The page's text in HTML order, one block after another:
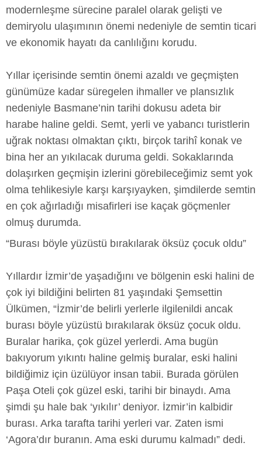
modernleşme sürecine paralel olarak gelişti ve
demiryolu ulaşımının önemi nedeniyle de semtin ticari
ve ekonomik hayatı da canlılığını korudu.
Yıllar içerisinde semtin önemi azaldı ve geçmişten
günümüze kadar süregelen ihmaller ve plansızlık
nedeniyle Basmane’nin tarihi dokusu adeta bir
harabe haline geldi. Semt, yerli ve yabancı turistlerin
uğrak noktası olmaktan çıktı, birçok tarihî konak ve
bina her an yıkılacak duruma geldi. Sokaklarında
dolaşırken geçmişin izlerini görebileceğimiz semt yok
olma tehlikesiyle karşı karşıyayken, şimdilerde semtin
en çok ağırladığı misafirleri ise kaçak göçmenler
olmuş durumda.
“Burası böyle yüzüstü bırakılarak öksüz çocuk oldu”
Yıllardır İzmir’de yaşadığını ve bölgenin eski halini de
çok iyi bildiğini belirten 81 yaşındaki Şemsettin
Ülkümen, “İzmir’de belirli yerlerle ilgilenildi ancak
burası böyle yüzüstü bırakılarak öksüz çocuk oldu.
Buralar harika, çok güzel yerlerdi. Ama bugün
bakıyorum yıkıntı haline gelmiş buralar, eski halini
bildiğimiz için üzülüyor insan tabii. Burada görülen
Paşa Oteli çok güzel eski, tarihi bir binaydı. Ama
şimdi şu hale bak ‘yıkılır’ deniyor. İzmir’in kalbidir
burası. Arka tarafta tarihi yerleri var. Zaten ismi
‘Agora’dır buranın. Ama eski durumu kalmadı” dedi.